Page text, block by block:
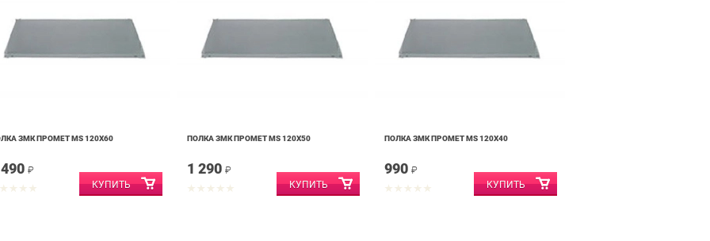
ЗМК ПРОМЕТ MS 120Х60
₽
ПОЛКА ЗМК ПРОМЕТ MS 120Х50
1 290 ₽
ПОЛКА ЗМК ПРОМЕТ MS 120Х40
990 ₽